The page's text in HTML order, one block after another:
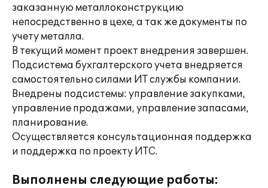
заказанную металлоконструкцию
непосредственно в цехе, а так же документы по
учету металла.
В текущий момент проект внедрения завершен.
Подсистема бухгалтерского учета внедряется
самостоятельно силами ИТ службы компании.
Внедрены подсистемы: управление закупками,
управление продажами, управление запасами,
планирование.
Осуществляется консультационная поддержка
и поддержка по проекту ИТС.
Выполнены следующие работы: